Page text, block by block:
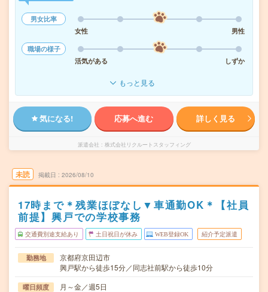
男女比率
女性
男性
職場の様子
活気がある
しずか
もっと見る
気になる! 応募へ進む 詳しく見る
派遣会社 株式会社リクルートスタッフィング
未読 掲載日 2026/08/10
17時まで＊残業ほぼなし▼車通勤OK＊【社員
前提】興戸での学校事務
交通費別途支給あり 土日祝日が休み WEB登録OK 紹介予定派遣
勤務地
京都府京田辺市
興戸駅から徒歩15分／同志社前駅から徒歩10分
曜日頻度 月～金／週5日